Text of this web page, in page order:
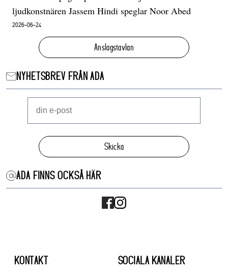
ljudkonstnären Jassem Hindi speglar Noor Abed
2026-06-24
Anslagstavlan
NYHETSBREV FRÅN ADA
Skicka
ADA FINNS OCKSÅ HÄR
KONTAKT SOCIALA KANALER